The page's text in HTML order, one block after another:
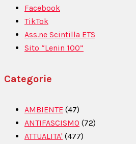
Facebook
TikTok
Ass.ne Scintilla ETS
Sito “Lenin 100”
Categorie
AMBIENTE (47)
ANTIFASCISMO (72)
ATTUALITA' (477)